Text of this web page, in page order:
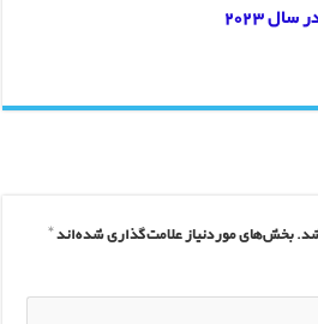
2023
بخش‌های موردنیاز علامت‌گذاری شده‌اند*